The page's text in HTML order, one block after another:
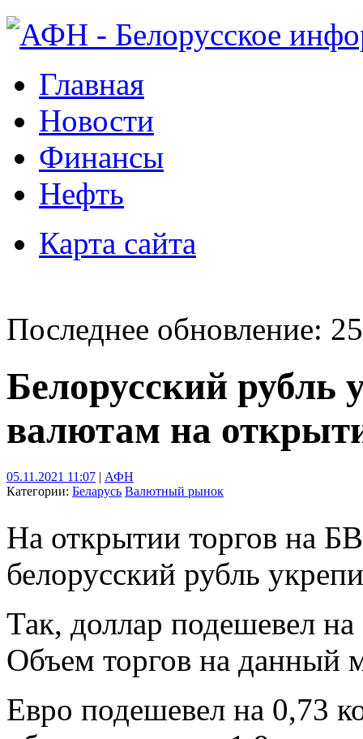
Главная
Новости
Финансы
Нефть
Карта сайта
Последнее обновление:
Белорусский рубль
валютам на
05.11.2021 11:07 | АФН
Категории: Беларусь Валютный рынок
На открытии торгов на
белорусский рубль
Так, доллар подешевел
Объем торгов на данный
Евро подешевел на 0,73